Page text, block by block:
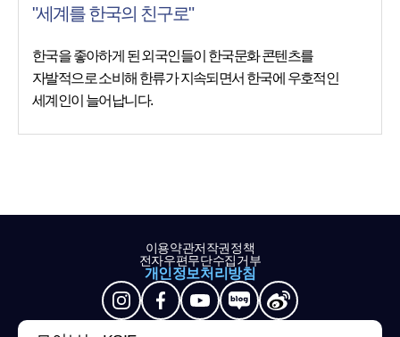
"세계를 한국의 친구로"
한국을 좋아하게 된 외국인들이 한국문화 콘텐츠를
자발적으로 소비해 한류가 지속되면서 한국에 우호적인
세계인이 늘어납니다.
이용약관저작권정책
전자우편무단수집거부
개인정보처리방침